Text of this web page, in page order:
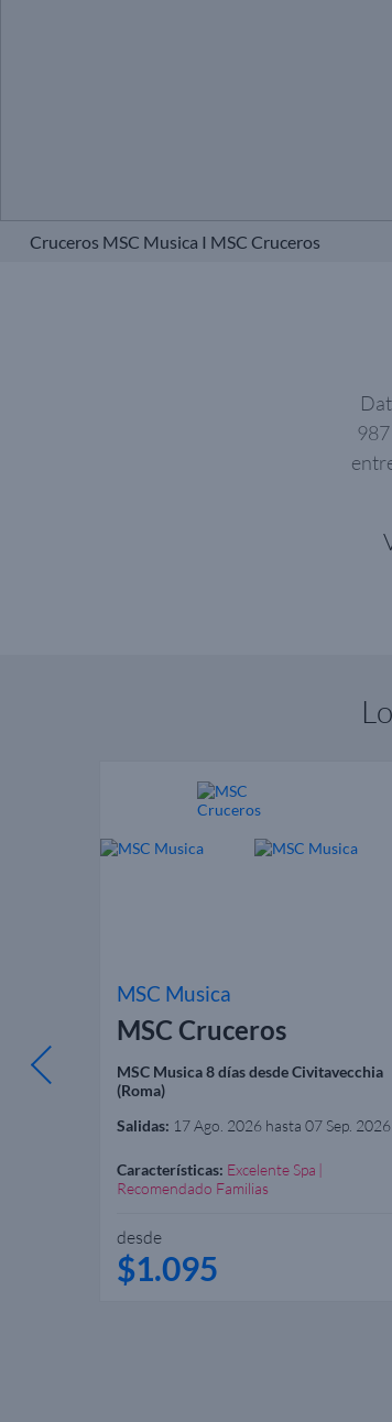
Cruceros MSC Musica I MSC Cruceros
MSC Musica
MSC Cruceros
MSC Musica 8 días desde Civitavecchia
(Roma)
Salidas: 17 Ago. 2026 hasta 07 Sep. 2026
Características: Excelente Spa
Recomendado Familias
desde
$1.095